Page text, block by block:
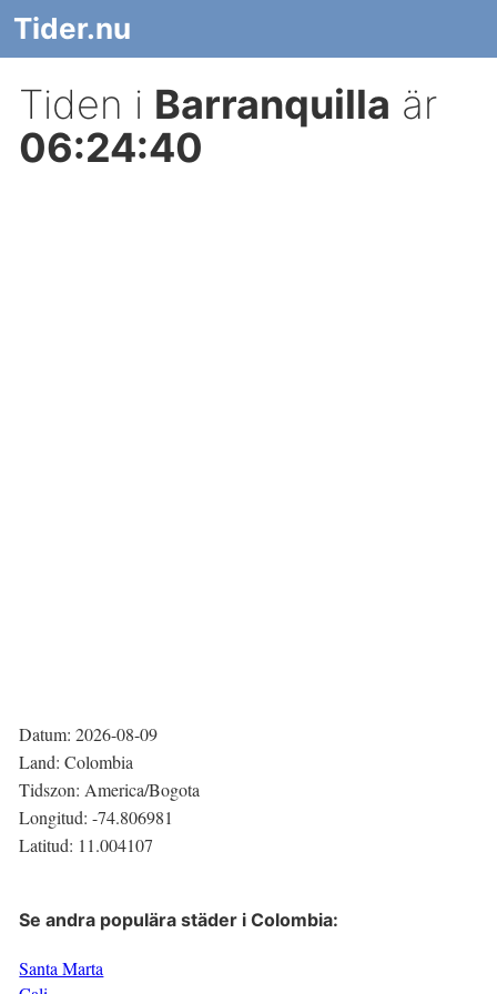
Tider.nu
Tiden i Barranquilla är
06:24:40
Datum:2026-08-09
Land:Colombia
Tidszon: America/Bogota
Longitud:-74.806981
Latitud: 11.004107
Se andra populära städer iColombia:
Santa Marta